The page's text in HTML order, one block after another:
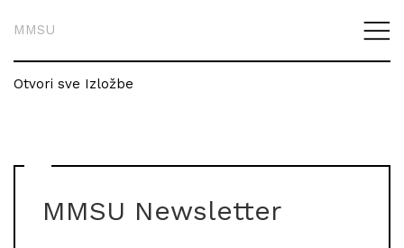
MMSU
Otvori sve Izložbe
MMSU Newsletter